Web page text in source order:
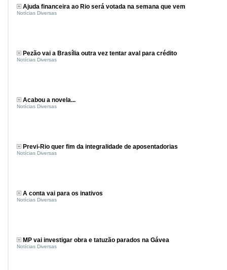
Ajuda financeira ao Rio será votada na semana que vem
Notícias Diversas
Pezão vai a Brasília outra vez tentar aval para crédito
Notícias Diversas
Acabou a novela...
Notícias Diversas
Previ-Rio quer fim da integralidade de aposentadorias
Notícias Diversas
A conta vai para os inativos
Notícias Diversas
MP vai investigar obra e tatuzão parados na Gávea
Notícias Diversas